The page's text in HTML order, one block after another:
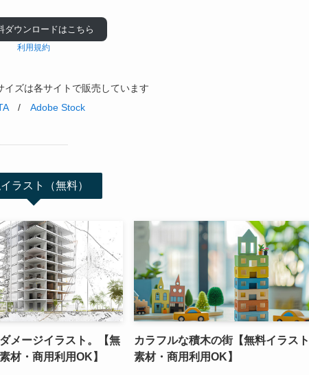
ダウンロードはこちら
利用規約
ズは各サイトで販売しています
/ Adobe Stock
ラスト（無料）
メージイラスト。【無
材・商用利用OK】
カラフルな積木の街【無料イラスト
素材・商用利用OK】